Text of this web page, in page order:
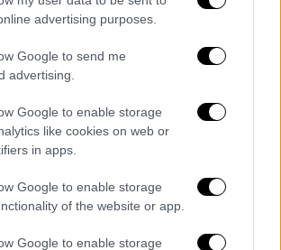
advertising purposes.
Google to send me
advertising.
Google to enable storage
like cookies on web or
in apps.
Google to enable storage
of the website or app.
Google to enable storage
υποχωρήσει από όλα αυτά